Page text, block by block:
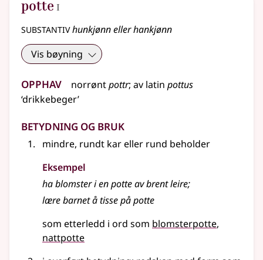
potte I
substantivhunkjønn eller hankjønn
Vis bøyning
Opphav norrøntpottr; av latin pottus
‘drikkebeger’
Betydning og bruk
mindre, rundt kareller rund beholder
Eksempel
ha blomster i en potte av brent leire;
lære barnet å tisse på potte
som etterledd i ord som blomsterpotte
nattpotte